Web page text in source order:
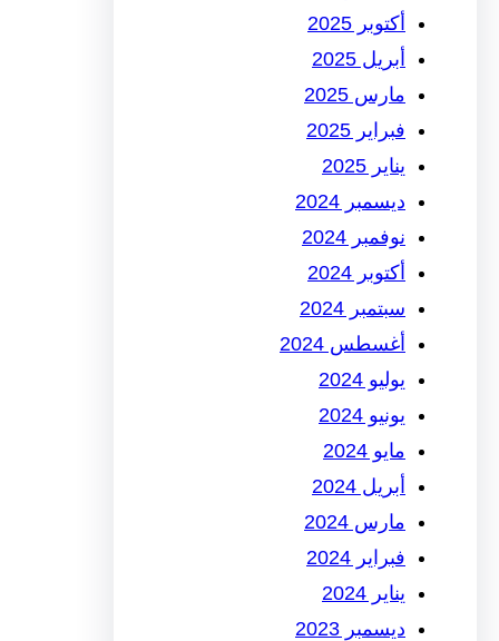
أكتوبر 2025
أبريل 2025
مارس 2025
فبراير 2025
يناير 2025
ديسمبر 2024
نوفمبر 2024
أكتوبر 2024
سبتمبر 2024
أغسطس 2024
يوليو 2024
يونيو 2024
مايو 2024
أبريل 2024
مارس 2024
فبراير 2024
يناير 2024
ديسمبر 2023